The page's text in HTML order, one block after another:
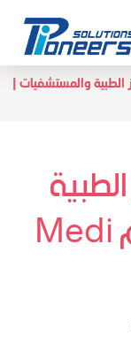
الطبية والمستشفيات |
والمستشفيات | نظام Medi